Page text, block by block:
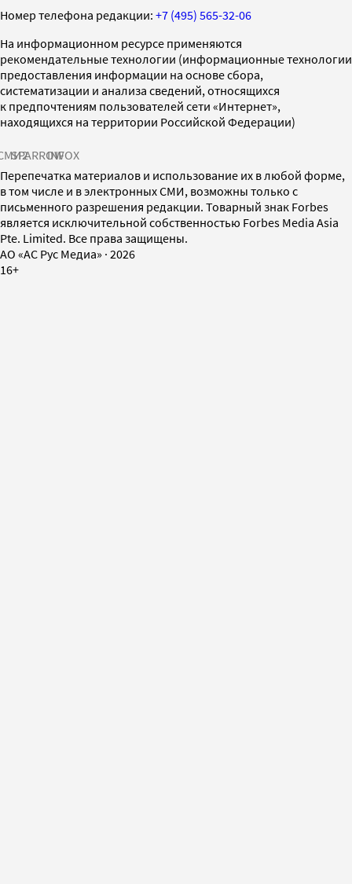
Номер телефона редакции: +7 (495) 565-32-06
На информационном ресурсе применяются
рекомендательные технологии (информационные технологии
предоставления информации на основе сбора,
систематизации и анализа сведений, относящихся
к предпочтениям пользователей сети «Интернет»,
находящихся на территории Российской Федерации)
SPARROWINFOX
Перепечатка материалов и использование их в любой форме,
в том числе и в электронных СМИ, возможны только с
письменного разрешения редакции. Товарный знак Forbes
является исключительной собственностью Forbes Media Asia
Pte. Limited. Все права защищены.
AO «АС Рус Медиа» · 2026
16+